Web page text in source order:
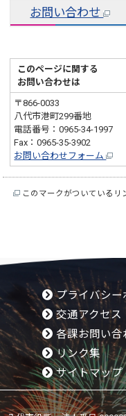
お問い合わせ
このページに関する
お問い合わせは
〒866-0033
八代市港町299番地
電話番号：0965-34-1997
Fax：0965-35-3902
お問い合わせフォーム
このマークがついているリ
プライバシー
交通アクセス
各課お問い合
リンク集
サイトマップ